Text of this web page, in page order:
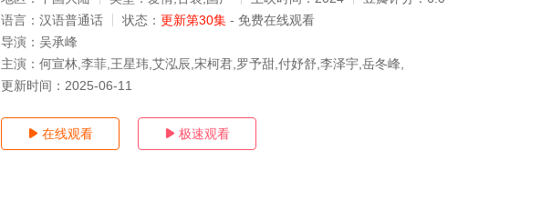
语言： 汉语普通话 状态： 更新第30集 - 免费在线观看
导演： 吴承峰
主演： 何宣林,李菲,王星玮,艾泓辰,宋柯君,罗予甜,付妤舒,李泽宇,岳冬峰,
更新时间： 2025-06-11
 在线观看  极速观看